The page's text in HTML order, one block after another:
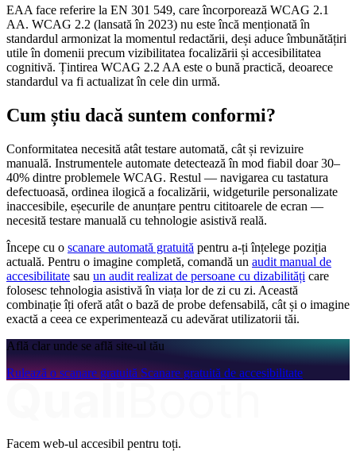
EAA face referire la EN 301 549, care încorporează WCAG 2.1
AA. WCAG 2.2 (lansată în 2023) nu este încă menționată în
standardul armonizat la momentul redactării, deși aduce îmbunătățiri
utile în domenii precum vizibilitatea focalizării și accesibilitatea
cognitivă. Țintirea WCAG 2.2 AA este o bună practică, deoarece
standardul va fi actualizat în cele din urmă.
Cum știu dacă suntem conformi?
Conformitatea necesită atât testare automată, cât și revizuire
manuală. Instrumentele automate detectează în mod fiabil doar 30–
40% dintre problemele WCAG. Restul — navigarea cu tastatura
defectuoasă, ordinea ilogică a focalizării, widgeturile personalizate
inaccesibile, eșecurile de anunțare pentru cititoarele de ecran —
necesită testare manuală cu tehnologie asistivă reală.
Începe cu o scanare automată gratuită pentru a-ți înțelege poziția
actuală. Pentru o imagine completă, comandă un audit manual de
accesibilitate sau un audit realizat de persoane cu dizabilități care
folosesc tehnologia asistivă în viața lor de zi cu zi. Această
combinație îți oferă atât o bază de probe defensabilă, cât și o imagine
exactă a ceea ce experimentează cu adevărat utilizatorii tăi.
Află clar unde se află site-ul tău
Rulează o scanare gratuită Scanare gratuită de accesibilitate
Facem web-ul accesibil pentru toți.